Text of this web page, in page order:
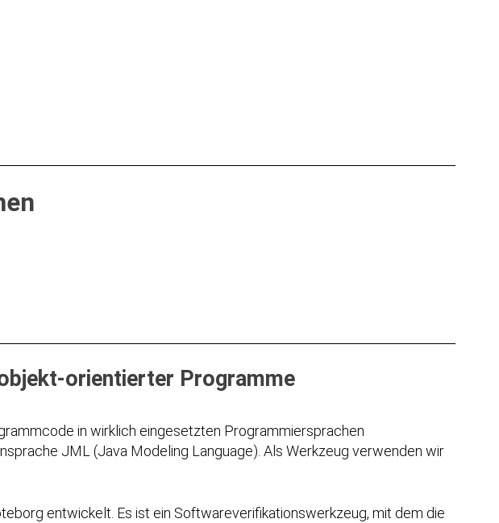
orientierter Programme
in wirklich eingesetzten Programmiersprachen
JML (Java Modeling Language). Als Werkzeug verwenden wir
entwickelt. Es ist ein Softwareverifikationswerkzeug, mit dem die